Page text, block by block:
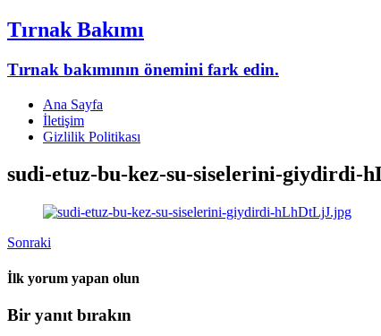
Tırnak Bakımı
Tırnak bakımının önemini fark edin.
Ana Sayfa
İletişim
Gizlilik Politikası
sudi-etuz-bu-kez-su-siselerini-giydirdi-
Sonraki
İlk yorum yapan olun
Bir yanıt bırakın